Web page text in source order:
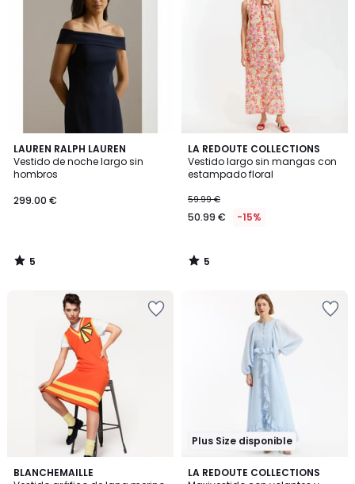
LAUREN RALPH LAUREN
Vestido de noche largo sin
hombros
299.00 €
5
/
5
5
/
LA REDOUTE COLLECTIONS
Vestido largo sin mangas con
estampado floral
59.99 €
50.99 € -15%
5
/
5
5
/
BLANCHEMAILLE
Plus Size disponible
LA REDOUTE COLLECTIONS
4